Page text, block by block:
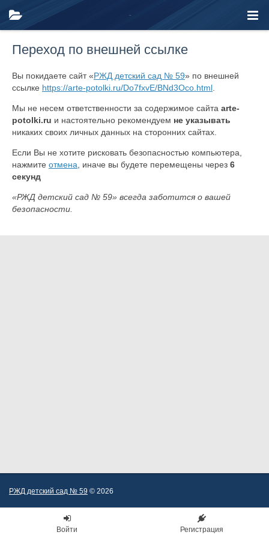
Переход по внешней ссылке
Вы покидаете сайт «РЖД детский сад № 59» по внешней
ссылке https://arte-potolki.ru/Do7fxvE/BNd3Oco.html
Мы не несем ответственности за содержимое сайта arte-
potolki.ru и настоятельно рекомендуем не указывать
никаких своих личных данных на сторонних сайтах.
Если Вы не хотите рисковать безопасностью компьютера,
нажмите отмена , иначе вы будете перемещены через 6
секунд
«РЖД детский сад № 59» всегда заботится о вашей
безопасности.
РЖД детский сад № 59 © 2026
Войти Регистрация